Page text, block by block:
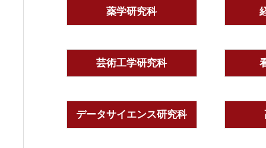
薬学研究科
芸術工学研究科
データサイエンス研究科